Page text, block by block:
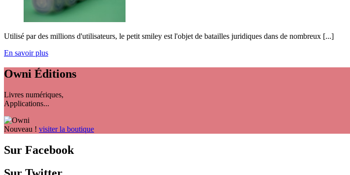
Utilisé par des millions d'utilisateurs, le petit smiley est l'objet de batailles juridiques dans de nombreux [...]
En savoir plus
Owni Éditions
Livres numériques,
Applications...
Nouveau ! visiter la boutique
Sur Facebook